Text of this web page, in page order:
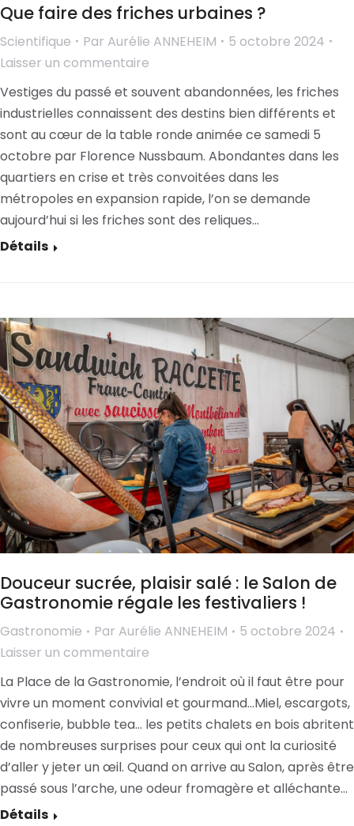
Que faire des friches urbaines ?
Scientifique Par Aurélie ANNEHEIM
5 octobre 2024
Laisser un commentaire
Vestiges du passé et souvent abandonnées, les friches
industrielles connaissent des destins bien différents et
sont au cœur de la table ronde animée ce samedi 5
octobre par Florence Nussbaum. Abondantes dans les
quartiers en crise et très convoitées dans les
métropoles en expansion rapide, l’on se demande
aujourd’hui si les friches sont des reliques…
Détails
Douceur sucrée, plaisir salé : le Salon de
Gastronomie régale les festivaliers !
Gastronomie Par Aurélie ANNEHEIM
5 octobre 2024
Laisser un commentaire
La Place de la Gastronomie, l’endroit où il faut être pour
vivre un moment convivial et gourmand…Miel, escargots,
confiserie, bubble tea… les petits chalets en bois abritent
de nombreuses surprises pour ceux qui ont la curiosité
d’aller y jeter un œil. Quand on arrive au Salon, après être
passé sous l’arche, une odeur fromagère et alléchante…
Détails